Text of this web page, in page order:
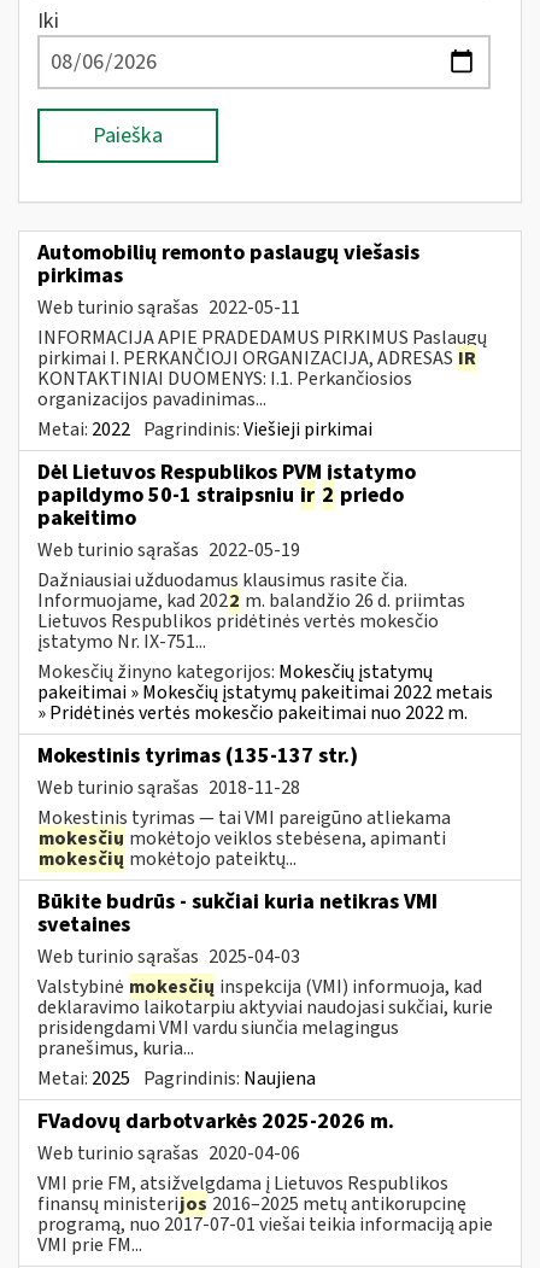
Iki
Paieška
Automobilių remonto paslaugų viešasis
pirkimas
Web turinio sąrašas 2022-05-11
INFORMACIJA APIE PRADEDAMUS PIRKIMUS Paslaugų
pirkimai I. PERKANČIOJI ORGANIZACIJA, ADRESAS IR
KONTAKTINIAI DUOMENYS: I.1. Perkančiosios
organizacijos pavadinimas...
Metai: 2022 Pagrindinis:Viešieji pirkimai
Dėl Lietuvos Respublikos PVM įstatymo
papildymo 50-1 straipsniu ir 2 priedo
pakeitimo
Web turinio sąrašas 2022-05-19
Dažniausiai užduodamus klausimus rasite čia.
Informuojame, kad 2022 m. balandžio 26 d. priimtas
Lietuvos Respublikos pridėtinės vertės mokesčio
įstatymo Nr. IX-751...
Mokesčių žinyno kategorijos: Mokesčių įstatymų
pakeitimai » Mokesčių įstatymų pakeitimai 2022 metais
» Pridėtinės vertės mokesčio pakeitimai nuo 2022 m.
Mokestinis tyrimas (135-137 str.)
Web turinio sąrašas 2018-11-28
Mokestinis tyrimas — tai VMI pareigūno atliekama
mokesčių mokėtojo veiklos stebėsena, apimanti
mokesčių mokėtojo pateiktų...
Būkite budrūs - sukčiai kuria netikras VMI
svetaines
Web turinio sąrašas 2025-04-03
Valstybinė mokesčių inspekcija (VMI) informuoja, kad
deklaravimo laikotarpiu aktyviai naudojasi sukčiai, kurie
prisidengdami VMI vardu siunčia melagingus
pranešimus, kuria...
Metai: 2025 Pagrindinis: Naujiena
FVadovų darbotvarkės 2025-2026 m.
Web turinio sąrašas 2020-04-06
VMI prie FM, atsižvelgdama į Lietuvos Respublikos
finansų ministerijos 2016–2025 metų antikorupcinę
programą, nuo 2017-07-01 viešai teikia informaciją apie
VMI prie FM...